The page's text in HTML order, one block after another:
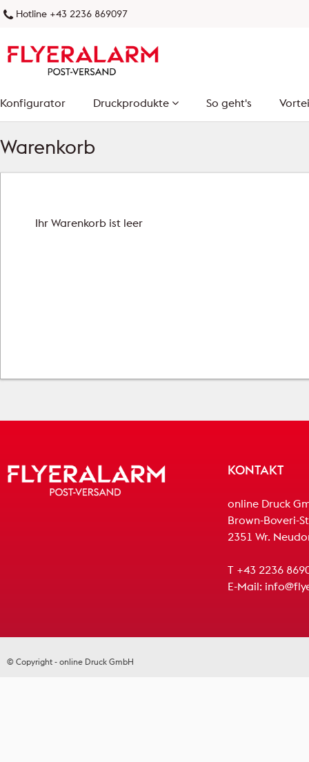
Hotline +43 2236 869097
Konfigurator Druckprodukte So geht's
Warenkorb
Ihr Warenkorb ist leer
KONTAKT
online Druck
Brown-Boveri-
2351 Wr.
T +43 2236
E-Mail:
© Copyright - online Druck GmbH